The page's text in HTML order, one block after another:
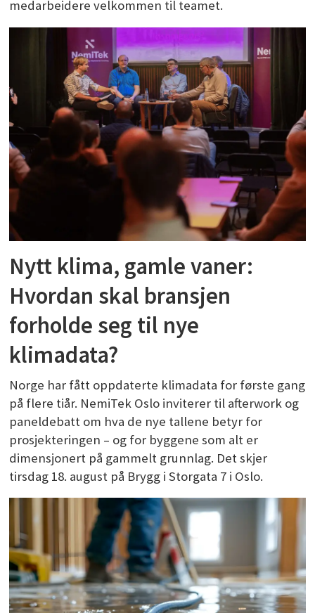
medarbeidere velkommen til teamet.
Nytt klima, gamle vaner:
Hvordan skal bransjen
forholde seg til nye
klimadata?
Norge har fått oppdaterte klimadata for første gang
på flere tiår. NemiTek Oslo inviterer til afterwork og
paneldebatt om hva de nye tallene betyr for
prosjekteringen – og for byggene som alt er
dimensjonert på gammelt grunnlag. Det skjer
tirsdag 18. august på Brygg i Storgata 7 i Oslo.